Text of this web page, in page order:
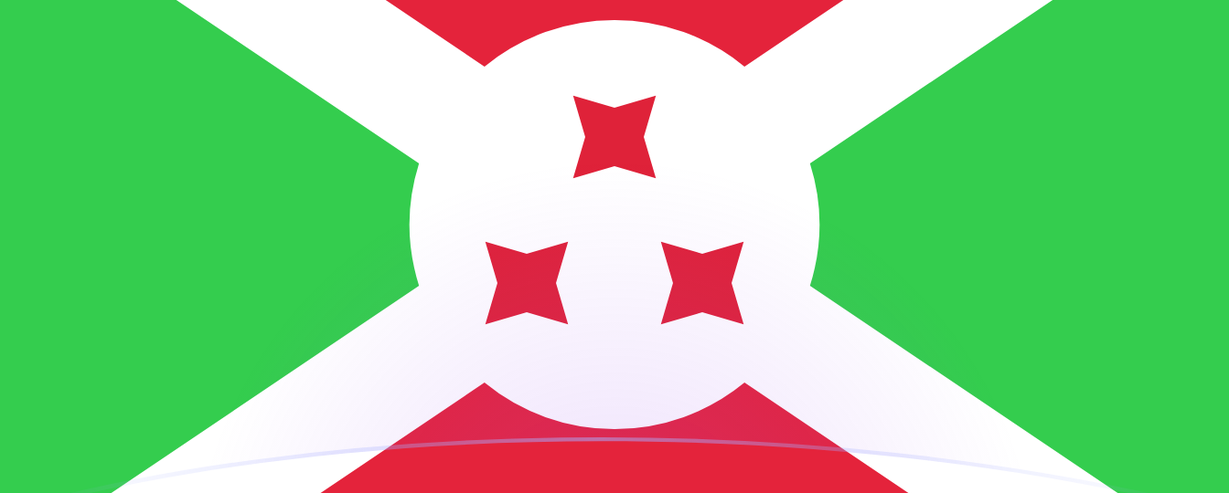
我们可以提供比竞争对手更优惠的汇率。
我仅的仅仅器会使用中期市仅仅率。仅仅供参考。您仅款仅不会仅得此仅率。
將 毛里塔尼亚乌吉亚 转换为 布隆迪法郎
Rate information of MRO/BIF
currency pair